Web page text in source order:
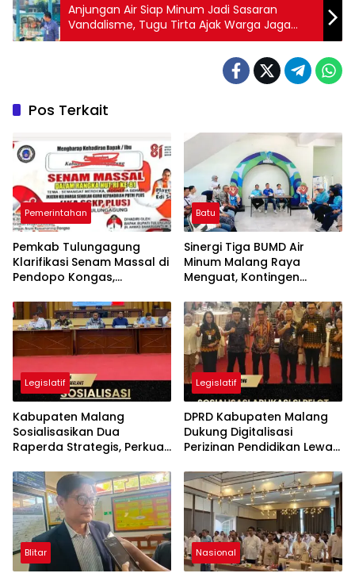
Anjungan Air Siap Minum Jadi Sasaran
Vandalisme, Tugu Tirta Ajak Warga Jaga
Fasilitas Publik
Pos Terkait
Pemerintahan
Pemkab Tulungagung
Klarifikasi Senam Massal di
Pendopo Kongas,
Resmi Daerah
Batu
Sinergi Tiga BUMD Air
Minum Malang Raya
Menguat, Kontingen
Seleksi PORPAMNAS 2026
Legislatif
Kabupaten Malang
Sosialisasikan Dua
Raperda Strategis, Perkuat
Perangkat Daerah
Legislatif
DPRD Kabupaten Malang
Dukung Digitalisasi
Perizinan Pendidikan Lewat
Blitar Nasional